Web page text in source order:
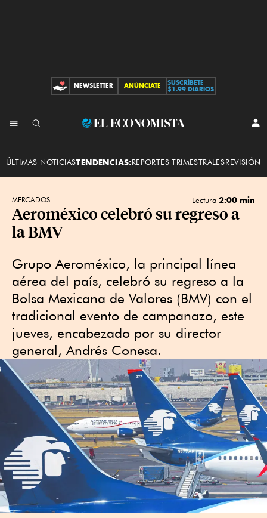
CONTRIBUCIONES
NEWSLETTER ANÚNCIATE
SUSCRÍBETE
$1.99 DIARIOS
El
ÚLTIMAS NOTICIASTENDENCIAS:REPORTES TRIMESTRALESREVISIÓN
MERCADOS Lectura 2:00 min
Aeroméxico celebró su regreso a
la BMV
Grupo Aeroméxico, la principal línea
aérea del país, celebró su regreso a la
Bolsa Mexicana de Valores (BMV) con el
tradicional evento de campanazo, este
jueves, encabezado por su director
general, Andrés Conesa.